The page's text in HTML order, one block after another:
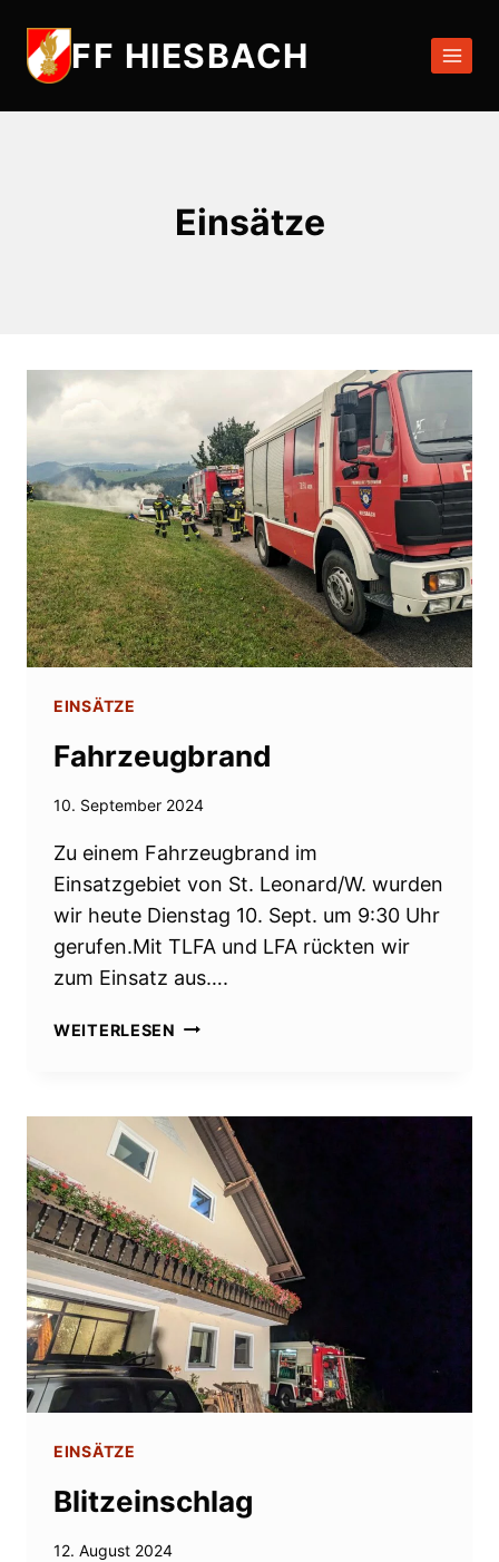
Inhalt
springen
FF HIESBACH
Einsätze
EINSÄTZE
Fahrzeugbrand
10. September 2024
Zu einem Fahrzeugbrand im
Einsatzgebiet von St. Leonard/W. wurden
wir heute Dienstag 10. Sept. um 9:30 Uhr
gerufen.Mit TLFA und LFA rückten wir
zum Einsatz aus….
WEITERLESEN FAHRZEUGBRAND
EINSÄTZE
Blitzeinschlag
12. August 2024